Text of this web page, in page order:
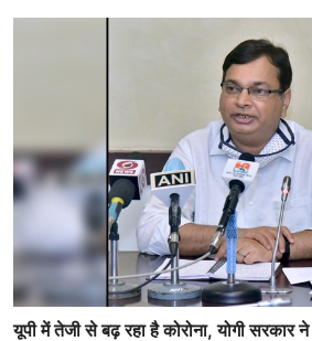
यूपी में तेजी से बढ़ रहा है कोरोना, योगी सरकार